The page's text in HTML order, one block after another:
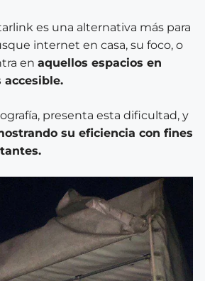
es una alternativa más para
internet en casa, su foco, o
en aquellos espacios en
accesible.
presenta esta dificultad, y
su eficiencia con fines